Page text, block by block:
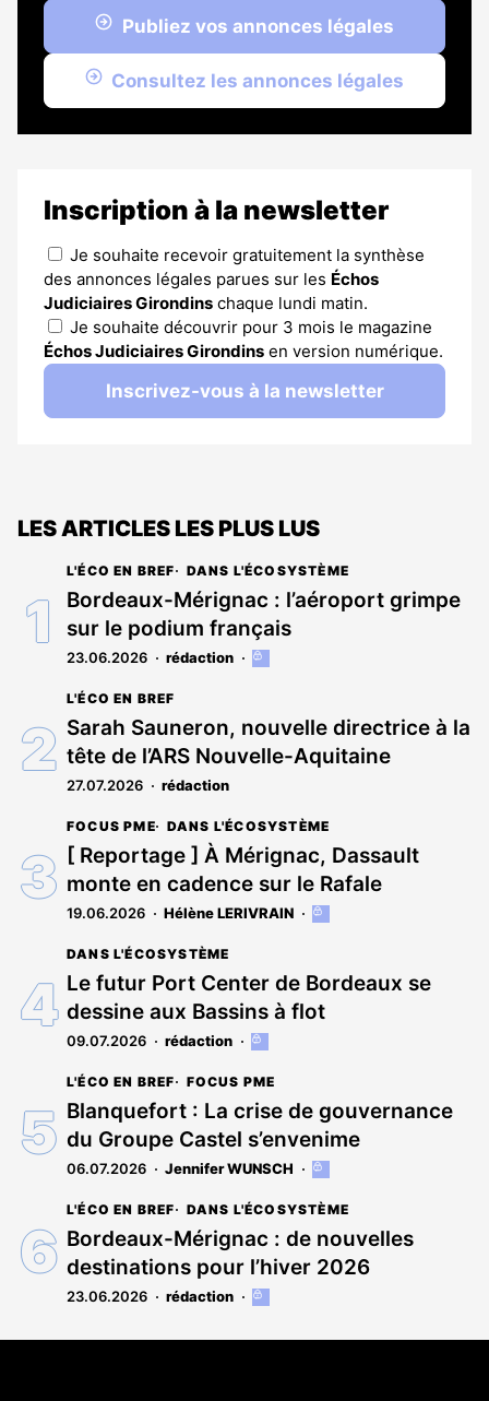
Publiez vos annonces légales
Consultez les annonces légales
Inscription à la newsletter
Je souhaite recevoir gratuitement la synthèse
des annonces légales parues sur les Échos
Judiciaires Girondins chaque lundi matin.
Je souhaite découvrir pour 3 mois le magazine
Échos Judiciaires Girondins en version numérique.
Inscrivez-vous à la newsletter
LES ARTICLES LES PLUS LUS
L'ÉCO EN BREF DANS L'ÉCOSYSTÈME
Bordeaux-Mérignac : l’aéroport grimpe
sur le podium français
23.06.2026 rédaction
Cet
réservé
aux
abonnés
L'ÉCO EN BREF
Sarah Sauneron, nouvelle directrice à la
tête de l’ARS Nouvelle-Aquitaine
27.07.2026 rédaction
FOCUS PME DANS L'ÉCOSYSTÈME
[ Reportage ] À Mérignac, Dassault
monte en cadence sur le Rafale
19.06.2026 Hélène LERIVRAIN
Cet
réservé
aux
abonnés
DANS L'ÉCOSYSTÈME
Le futur Port Center de Bordeaux se
dessine aux Bassins à flot
09.07.2026 rédaction
Cet
est
réservé
aux
abonnés
L'ÉCO EN BREF FOCUS PME
Blanquefort : La crise de gouvernance
du Groupe Castel s’envenime
06.07.2026 Jennifer WUNSCH
Cet
est
réservé
abonnés
L'ÉCO EN BREF DANS L'ÉCOSYSTÈME
Bordeaux-Mérignac : de nouvelles
destinations pour l’hiver 2026
23.06.2026 rédaction
Cet
est